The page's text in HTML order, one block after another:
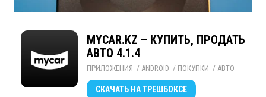
MYCAR.KZ – КУПИТЬ, ПРОДАТЬ
АВТО 4.1.4
ПРИЛОЖЕНИЯ / ANDROID / ПОКУПКИ / АВТО
СКАЧАТЬ НА ТРЕШБОКСЕ